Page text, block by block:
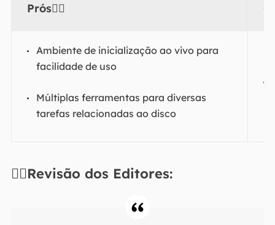
Prós👍🏻
Ambiente de inicialização ao vivo para
facilidade de uso
Múltiplas ferramentas para diversas
tarefas relacionadas ao disco
✍🏻Revisão dos Editores: